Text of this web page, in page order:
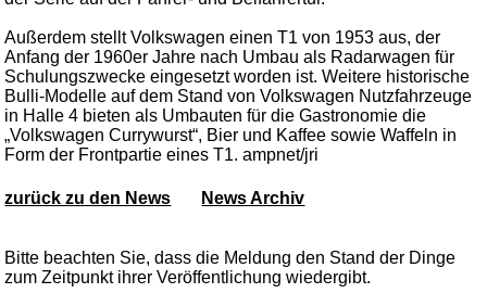
Außerdem stellt Volkswagen einen T1 von 1953 aus, der
Anfang der 1960er Jahre nach Umbau als Radarwagen für
Schulungszwecke eingesetzt worden ist. Weitere historische
Bulli-Modelle auf dem Stand von Volkswagen Nutzfahrzeuge
in Halle 4 bieten als Umbauten für die Gastronomie die
„Volkswagen Currywurst“, Bier und Kaffee sowie Waffeln in
Form der Frontpartie eines T1. ampnet/jri
zurück zu den News News Archiv
Bitte beachten Sie, dass die Meldung den Stand der Dinge
zum Zeitpunkt ihrer Veröffentlichung wiedergibt.